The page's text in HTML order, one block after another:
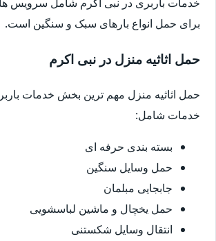
برای حمل انواع بارهای سبک و سنگین است.
حمل اثاثیه منزل در نبی اکرم
حمل اثاثیه منزل مهم ترین بخش خدمات
خدمات شامل:
بسته بندی حرفه ای
حمل وسایل سنگین
جابجایی مبلمان
حمل یخچال و ماشین لباسشویی
انتقال وسایل شکستنی